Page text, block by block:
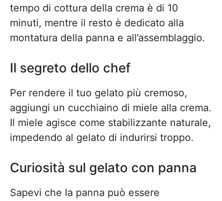
tempo di cottura della crema è di 10
minuti, mentre il resto è dedicato alla
montatura della panna e all’assemblaggio.
Il segreto dello chef
Per rendere il tuo gelato più cremoso,
aggiungi un cucchiaino di miele alla crema.
Il miele agisce come stabilizzante naturale,
impedendo al gelato di indurirsi troppo.
Curiosità sul gelato con panna
Sapevi che la panna può essere